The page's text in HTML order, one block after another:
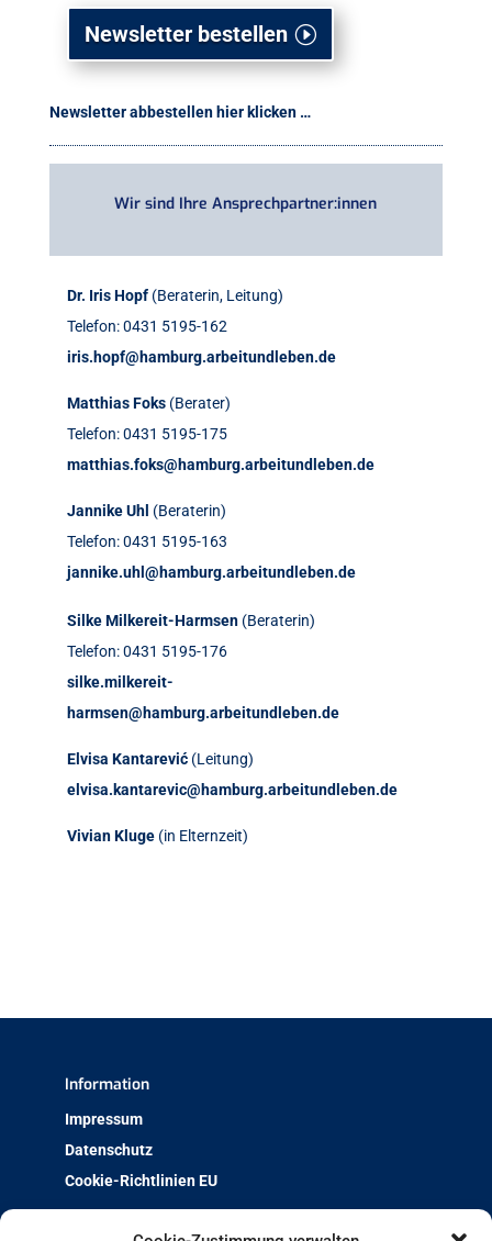
Newsletter bestellen
Newsletter abbestellen hier klicken …
Wir sind Ihre Ansprechpartner:innen
Dr. Iris Hopf (Beraterin, Leitung)
Telefon: 0431 5195-162
iris.hopf@hamburg.arbeitundleben.de
Matthias Foks (Berater)
Telefon: 0431 5195-175
matthias.foks@hamburg.arbeitundleben.de
Jannike Uhl (Beraterin)
Telefon: 0431 5195-163
jannike.uhl@hamburg.arbeitundleben.de
Silke Milkereit-Harmsen (Beraterin)
Telefon: 0431 5195-176
silke.milkereit-
harmsen@hamburg.arbeitundleben.de
Elvisa Kantarević (Leitung)
elvisa.kantarevic@hamburg.arbeitundleben.de
Vivian Kluge(in Elternzeit)
Information
Impressum
Datenschutz
Cookie-Richtlinien EU